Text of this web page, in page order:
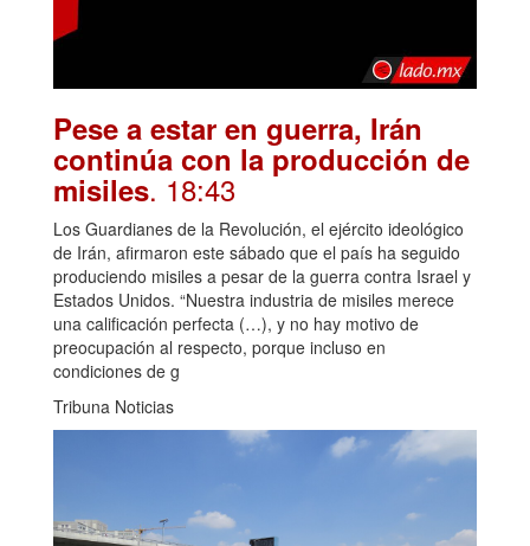
Pese a estar en guerra, Irán
continúa con la producción de
misiles. 18:43
Los Guardianes de la Revolución, el ejército ideológico
de Irán, afirmaron este sábado que el país ha seguido
produciendo misiles a pesar de la guerra contra Israel y
Estados Unidos. “Nuestra industria de misiles merece
una calificación perfecta (…), y no hay motivo de
preocupación al respecto, porque incluso en
condiciones de g
Tribuna Noticias